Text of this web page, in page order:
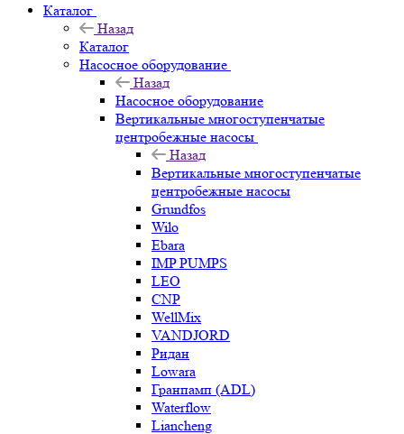
Каталог
Назад
Каталог
Насосное оборудование
Назад
Насосное оборудование
Вертикальные многоступенчатые
центробежные насосы
Назад
Вертикальные многоступенчатые
центробежные насосы
Grundfos
Wilo
Ebara
IMP PUMPS
LEO
CNP
WellMix
VANDJORD
Ридан
Lowara
Гранпамп (ADL)
Waterflow
Liancheng